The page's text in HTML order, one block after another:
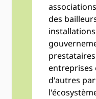
des
entreprises
d'autres